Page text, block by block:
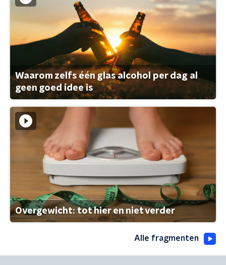
Waarom zelfs één glas alcohol per dag al
geen goed idee is
Overgewicht: tot hier en niet verder
Alle fragmenten